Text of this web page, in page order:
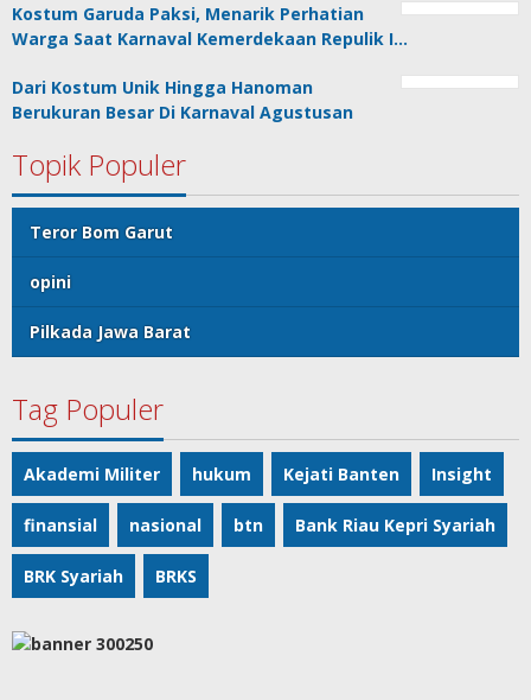
Kostum Garuda Paksi, Menarik Perhatian
Warga Saat Karnaval Kemerdekaan Repulik I…
Dari Kostum Unik Hingga Hanoman
Berukuran Besar Di Karnaval Agustusan
Topik Populer
Teror Bom Garut
opini
Pilkada Jawa Barat
Tag Populer
Akademi Militer hukum Kejati Banten Insight
finansial nasional btn Bank Riau Kepri Syariah
BRK Syariah BRKS